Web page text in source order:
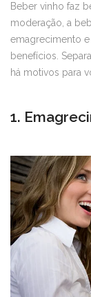
Beber vinho faz
moderação, a
emagrecimento
benefícios.
há motivos para
1.